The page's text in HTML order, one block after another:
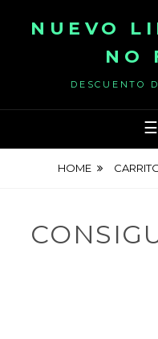
NUEVO
NO
DESCUENTO
HOME